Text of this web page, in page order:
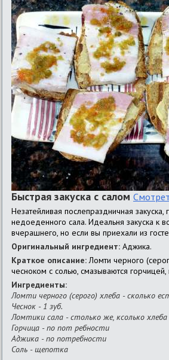
Быстрая закуска с салом
Незатейливая послепраздничная
недоеденного сала. Идеальня закуска к
вчерашнего, но если вы приехали из
Оригинальный ингредиент: Аджика.
Краткое описание:Ломти черного
чесноком с солью, смазываются
Ингредиенты:
Ломти черного (серого) хлеба - сколько
Чеснок - 1 зуб.
Ломтики сала - столько же, ксолько хлеба
Горчица - по пот ребности
Аджика - по потребности
Соль - щепотка